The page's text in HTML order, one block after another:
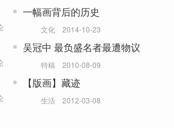
一幅画背后的历史
文化 2014-10-23
吴冠中 最负盛名者最遭物议
特稿 2010-08-09
【版画】藏迹
生活 2012-03-08